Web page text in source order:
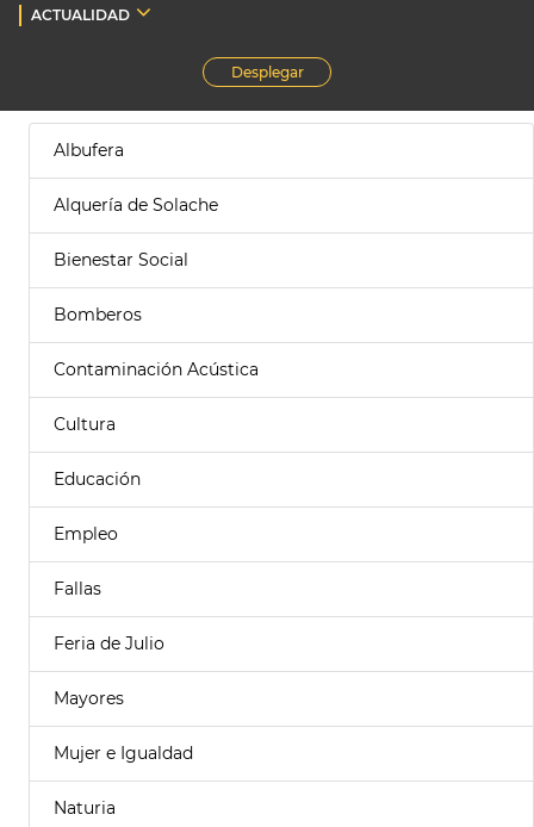
ACTUALIDAD
Desplegar
Albufera
Alquería de Solache
Bienestar Social
Bomberos
Contaminación Acústica
Cultura
Educación
Empleo
Fallas
Feria de Julio
Mayores
Mujer e Igualdad
Naturia